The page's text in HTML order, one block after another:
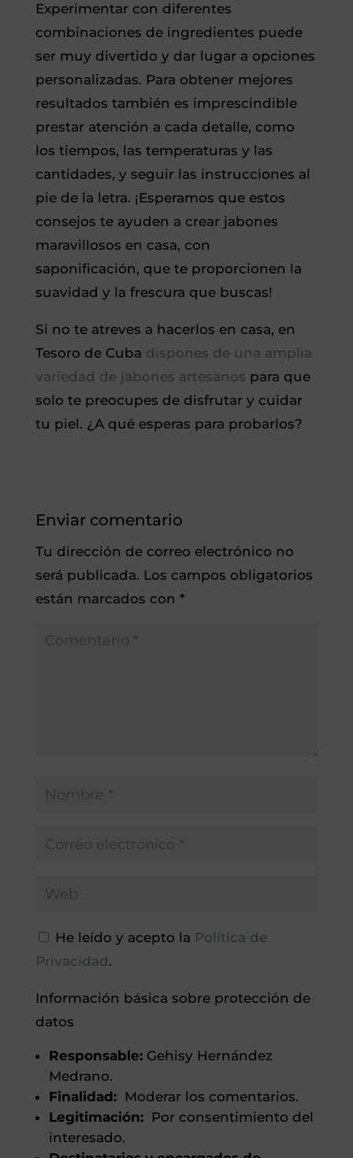
Experimentar con diferentes
combinaciones de ingredientes puede
ser muy divertido y dar lugar a opciones
personalizadas. Para obtener mejores
resultados también es imprescindible
prestar atención a cada detalle, como
los tiempos, las temperaturas y las
cantidades, y seguir las instrucciones al
pie de la letra. ¡Esperamos que estos
consejos te ayuden a crear jabones
maravillosos en casa, con
saponificación, que te proporcionen la
suavidad y la frescura que buscas!
Si no te atreves a hacerlos en casa, en
Tesoro de Cuba dispones de una amplia
variedad de jabones artesanos para que
solo te preocupes de disfrutar y cuidar
tu piel. ¿A qué esperas para probarlos?
Enviar comentario
Tu dirección de correo electrónico no
será publicada. Los campos obligatorios
están marcados con *
He leído y acepto la Política de
Privacidad .
Información básica sobre protección de
datos
Responsable:Gehisy Hernández
Medrano.
Finalidad:Moderar los comentarios.
Legitimación:Por consentimiento del
interesado.